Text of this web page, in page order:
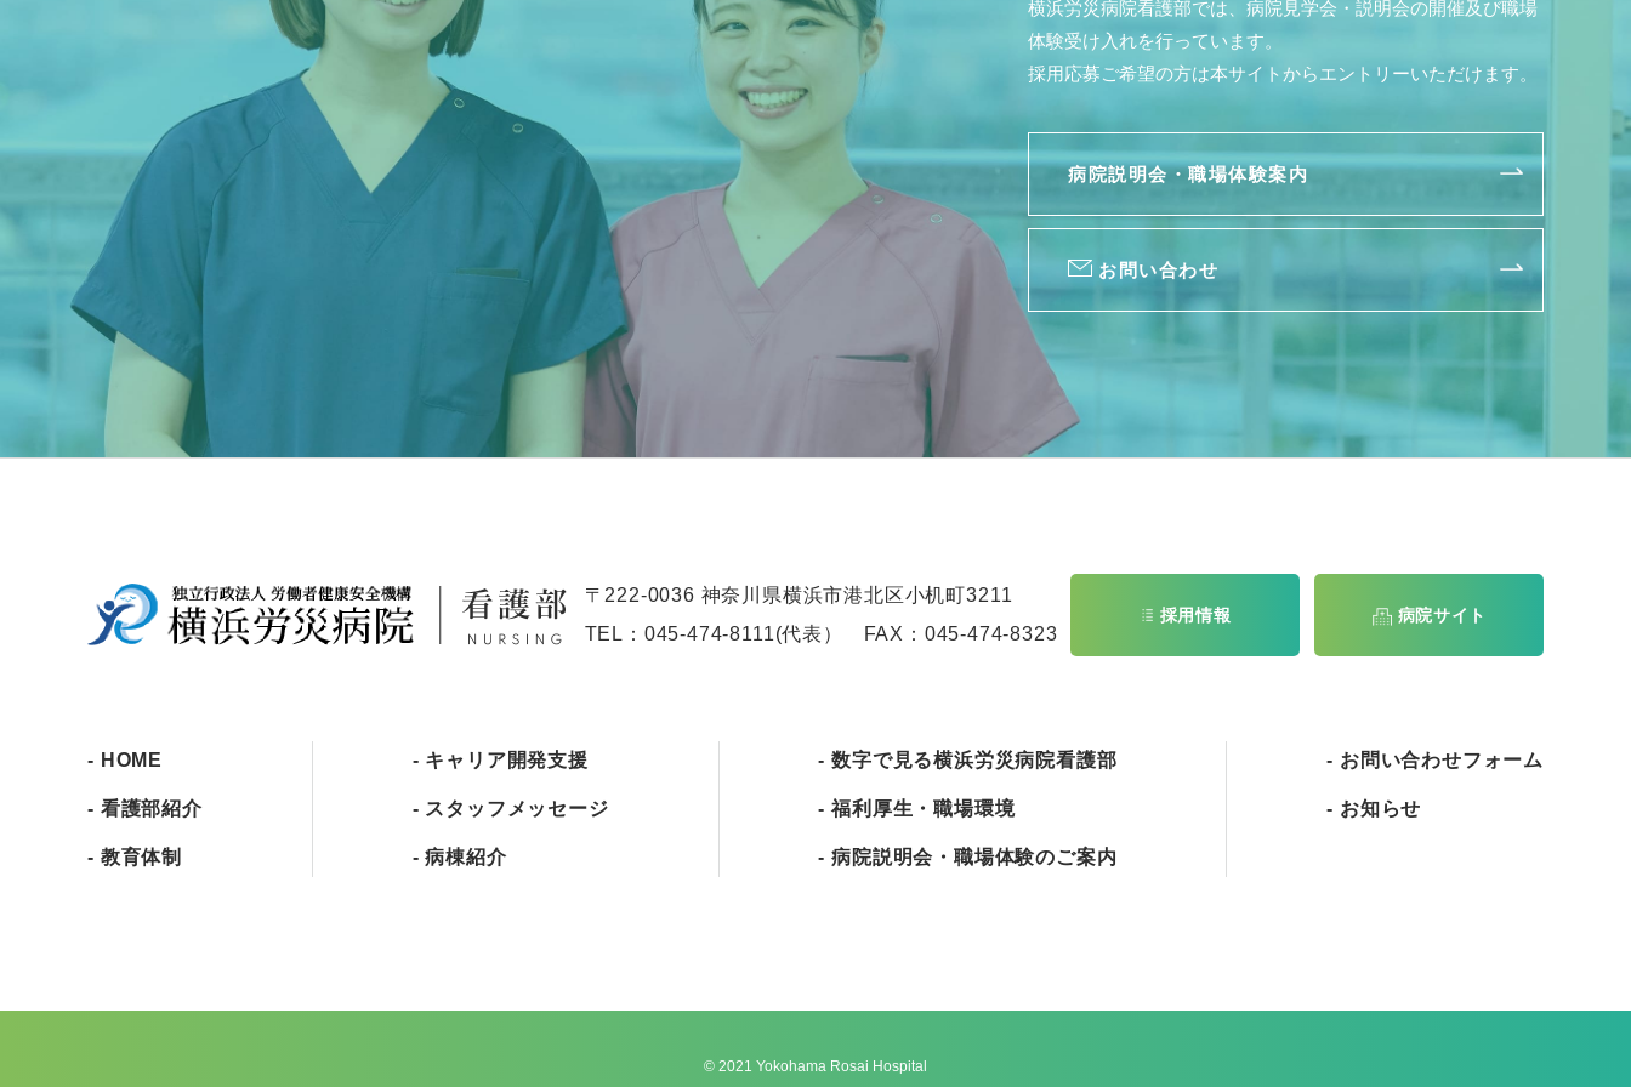
横浜労災病院看護部では、病院見学会・説明会の開催及び職場
体験受け入れを行っています。
採用応募ご希望の方は本サイトからエントリーいただけます。
病院説明会・職場体験案内
お問い合わせ
〒222-0036 神奈川県横浜市港北区小机町3211
TEL： 045-474-8111(代表） FAX：045-474-8323
採用情報 病院サイト
HOME
看護部紹介
教育体制
キャリア開発支援
スタッフメッセージ
病棟紹介
数字で見る横浜労災病院看護部
福利厚生・職場環境
病院説明会・職場体験のご案内
お問い合わせフォーム
お知らせ
© 2021 Yokohama Rosai Hospital